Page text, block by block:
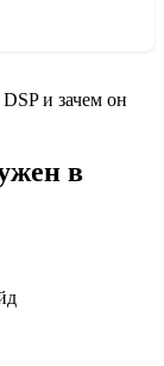
DSP и зачем он
в